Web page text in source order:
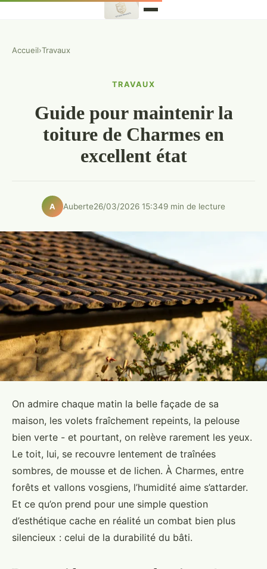
Accueil›Travaux
TRAVAUX
Guide pour maintenir la
toiture de Charmes en
excellent état
A Auberte26/03/2026 15:349 min de lecture
On admire chaque matin la belle façade de sa
maison, les volets fraîchement repeints, la pelouse
bien verte - et pourtant, on relève rarement les yeux.
Le toit, lui, se recouvre lentement de traînées
sombres, de mousse et de lichen. À Charmes, entre
forêts et vallons vosgiens, l’humidité aime s’attarder.
Et ce qu’on prend pour une simple question
d’esthétique cache en réalité un combat bien plus
silencieux : celui de la durabilité du bâti.